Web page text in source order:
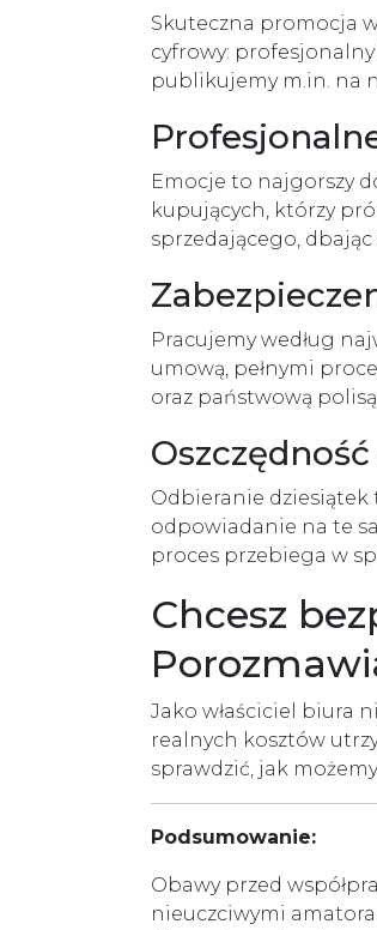
Skuteczna promocja
cyfrowy:
publikujemy m.in. na
Emocje to najgorszy
kupujących, którzy
sprzedającego,
Pracujemy według
umową, pełnymi
oraz państwową
Odbieranie dziesiątek
odpowiadanie na te
proces przebiega w
Chcesz
Jako właściciel biura
realnych kosztów
sprawdzić, jak
Podsumowanie:
Obawy przed
nieuczciwymi